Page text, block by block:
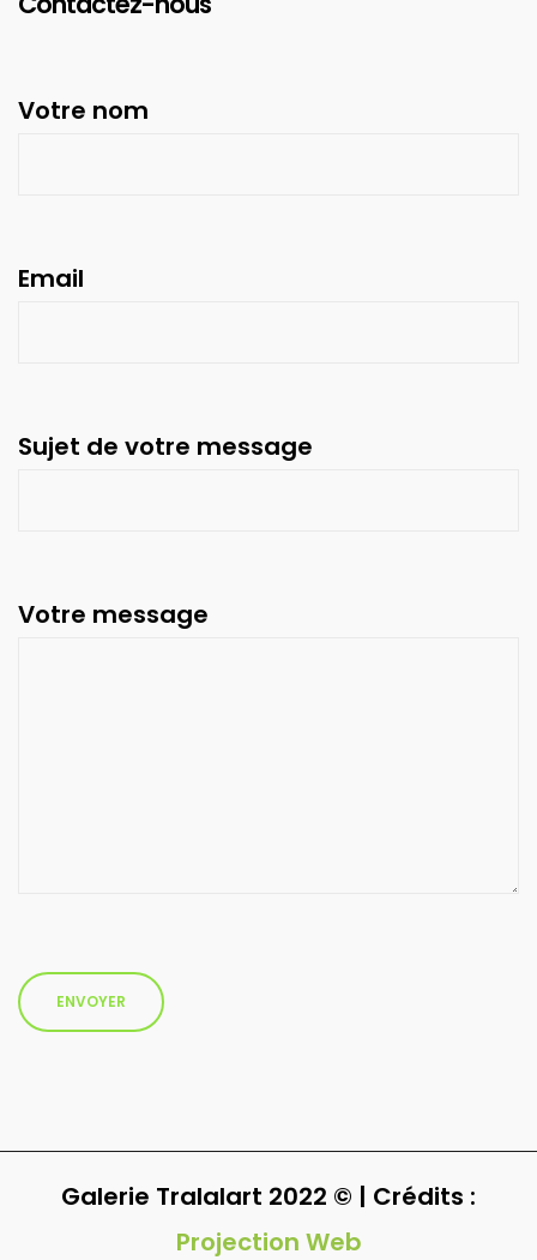
Votre nom
Email
Sujet de votre message
Votre message
Galerie Tralalart 2022 © | Crédits :
Projection Web